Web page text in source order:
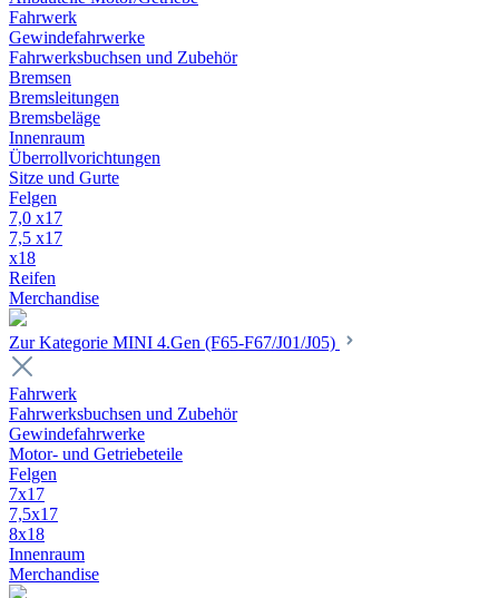
Fahrwerk
Gewindefahrwerke
Fahrwerksbuchsen und Zubehör
Bremsen
Bremsleitungen
Bremsbeläge
Innenraum
Überrollvorichtungen
Sitze und Gurte
Felgen
7,0 x17
7,5 x17
x18
Reifen
Merchandise
Zur Kategorie MINI 4.Gen (F65-F67/J01/J05)
Fahrwerk
Fahrwerksbuchsen und Zubehör
Gewindefahrwerke
Motor- und Getriebeteile
Felgen
7x17
7,5x17
8x18
Innenraum
Merchandise